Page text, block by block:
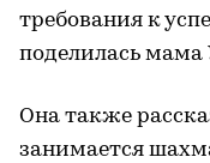
требования к
поделилась мама
Она также
занимается